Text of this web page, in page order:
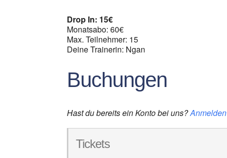
Drop In: 15€
Monatsabo: 60€
Max. Teilnehmer: 15
Deine Trainerin: Ngan
Buchungen
Hast du bereits ein Konto bei uns?Anmelden
Tickets